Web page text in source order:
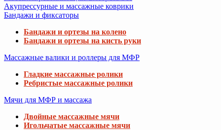
Акупрессурные и массажные коврики
Бандажи и фиксаторы
Бандажи и ортезы на колено
Бандажи и ортезы на кисть руки
Массажные валики и роллеры для МФР
Гладкие массажные ролики
Ребристые массажные ролики
Мячи для МФР и массажа
Двойные массажные мячи
Игольчатые массажные мячи